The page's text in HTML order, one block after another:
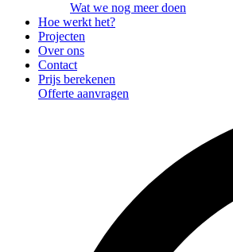
Wat we nog meer doen
Hoe werkt het?
Projecten
Over ons
Contact
Prijs berekenen
Offerte aanvragen